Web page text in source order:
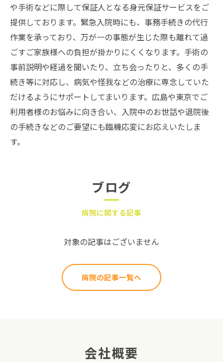
や手術などに際して保証人となる身元保証サービスをご
提供しております。緊急入院時にも、事務手続きの代行
作業を承っており、万が一の事態が生じた際も離れて過
ごすご家族様への負担が掛かりにくくなります。手術の
事前説明や経過を聞いたり、立ち会ったりと、多くの手
続き等に対応し、病気や怪我などの治療に専念していた
だけるようにサポートしてまいります。広島や東京でご
利用者様のお悩みに向き合い、入院中のお世話や退院後
の手続きなどのご要望にも臨機応変にお応えいたしま
す。
ブログ
病院に関する記事
対象の記事はございません
病院の記事一覧へ
会社概要